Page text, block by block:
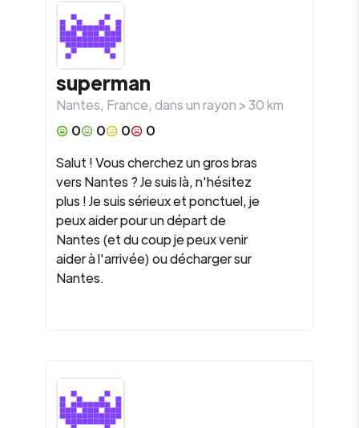
superman
Nantes, France, dans un rayon >30km
0
0 0
0
Salut ! Vous cherchez un gros bras
vers Nantes ? Je suis là, n'hésitez
plus ! Je suis sérieux et ponctuel, je
peux aider pour un départ de
Nantes (et du coup je peux venir
aider à l'arrivée) ou décharger sur
Nantes.